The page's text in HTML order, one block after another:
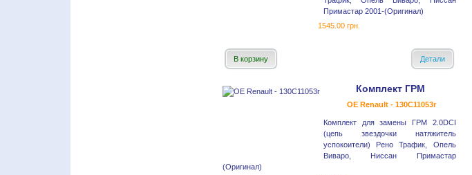
Примастар 2001-(Оригинал)
1545.00 грн.
В корзину Детали
Комплект ГРМ
OE Renault - 130C11053r
Комплект для замены ГРМ 2.0DCI
(цепь звездочки натяжитель
успокоители) Рено Трафик, Опель
Виваро, Ниссан Примастар
(Оригинал)